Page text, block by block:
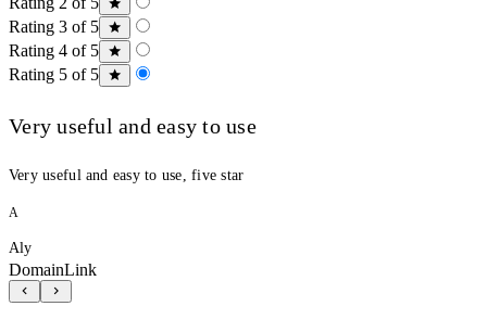
Rating 3 of 5
Rating 4 of 5
Rating 5 of 5
Very useful and easy to use
Very useful and easy to use, five star
A
Aly
DomainLink